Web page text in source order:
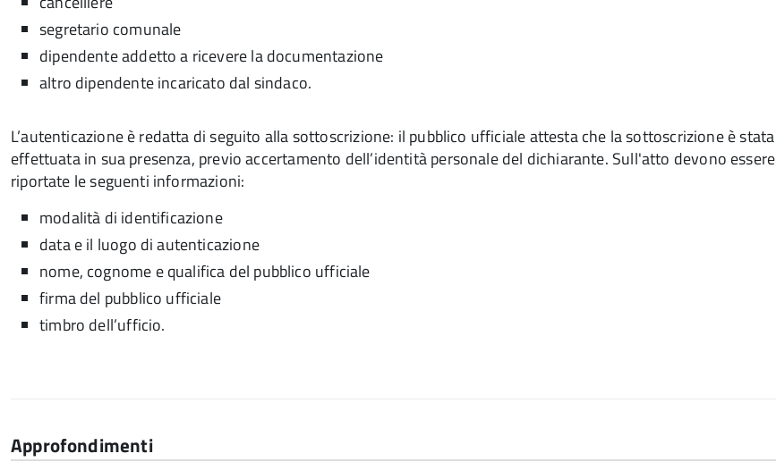
segretario comunale
dipendente addetto a ricevere la documentazione
altro dipendente incaricato dal sindaco.
L’autenticazione è redatta di seguito alla sottoscrizione: il pubblico ufficiale attesta che la sottoscrizione è stata
effettuata in sua presenza, previo accertamento dell’identità personale del dichiarante. Sull'atto devono essere
riportate le seguenti informazioni:
modalità di identificazione
data e il luogo di autenticazione
nome, cognome e qualifica del pubblico ufficiale
firma del pubblico ufficiale
timbro dell’ufficio.
Approfondimenti